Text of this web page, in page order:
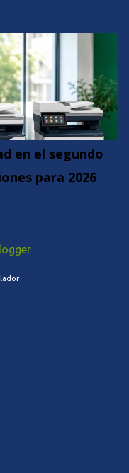
en el segundo
para 2026